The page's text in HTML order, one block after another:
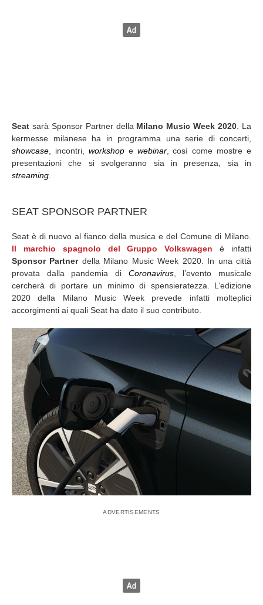
Seat sarà Sponsor Partner della Milano Music Week 2020 . La
kermesse milanese ha in programma una serie di concerti,
showcase , incontri, workshop e webinar, così come mostre e
presentazioni che si svolgeranno sia in presenza, sia in
streaming
SEAT SPONSOR PARTNER
Seat è di nuovo al fianco della musica e del Comune di Milano.
Il marchio spagnolo del Gruppo Volkswagen è infatti
Sponsor Partnerdella Milano Music Week 2020. In una città
provata dalla pandemia di Coronavirus, l’evento musicale
cercherà di portare un minimo di spensieratezza. L’edizione
2020 della Milano Music Week prevede infatti molteplici
accorgimenti ai quali Seat ha dato il suo contributo.